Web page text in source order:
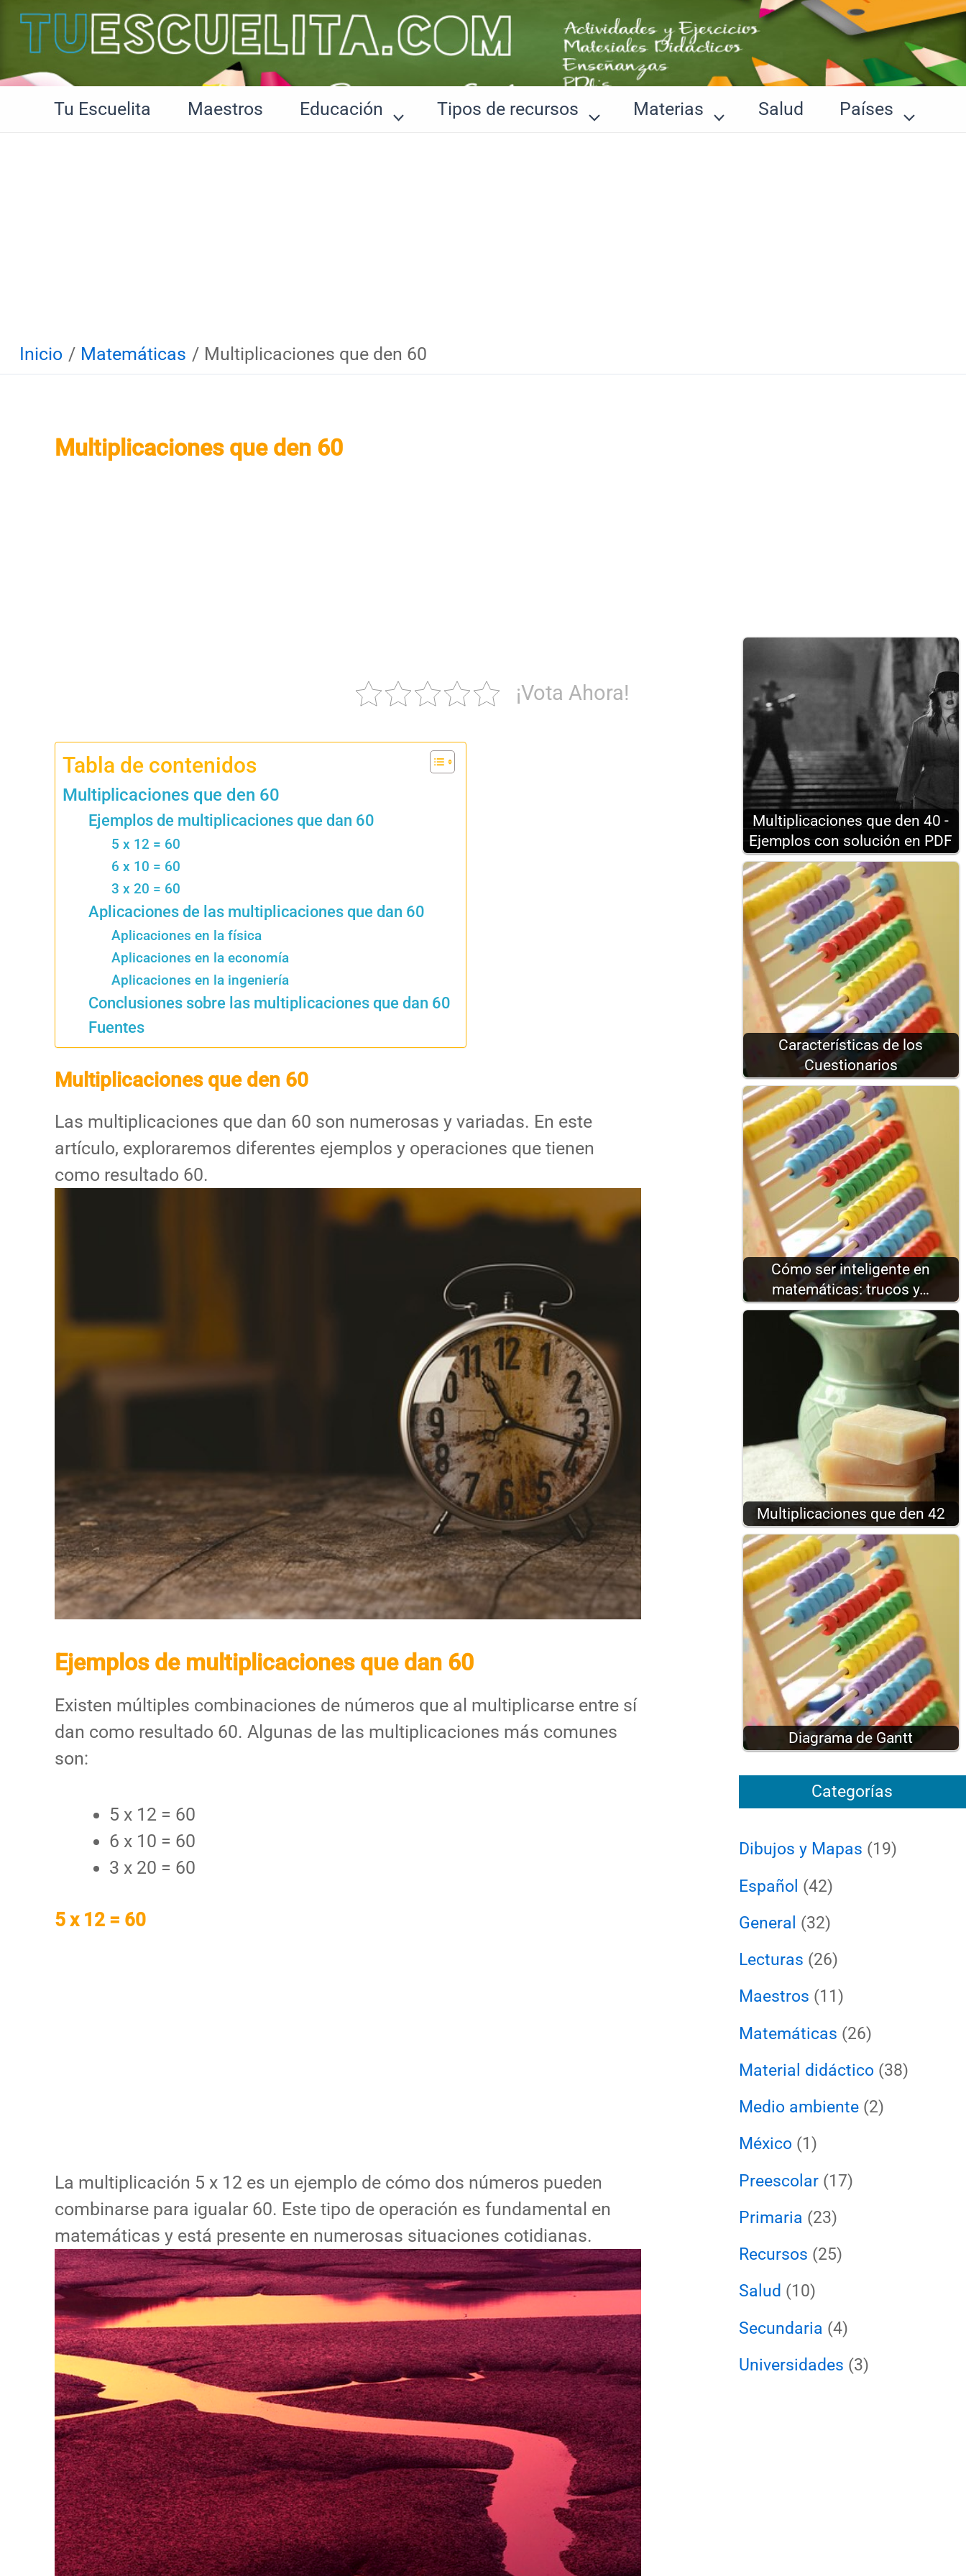
contenido
Tu Escuelita Maestros Educación Tipos de recursos Materias Salud Países
Inicio Matemáticas Multiplicaciones que den 60
Multiplicaciones que den 60
¡Vota Ahora!
Tabla de contenidos
Multiplicaciones que den 60
Ejemplos de multiplicaciones que dan 60
5 x 12 = 60
6 x 10 = 60
3 x 20 = 60
Aplicaciones de las multiplicaciones que dan 60
Aplicaciones en la física
Aplicaciones en la economía
Aplicaciones en la ingeniería
Conclusiones sobre las multiplicaciones que dan 60
Fuentes
Multiplicaciones que den 60
Las multiplicaciones que dan 60 son numerosas y variadas. En este
artículo, exploraremos diferentes ejemplos y operaciones que tienen
como resultado 60.
Ejemplos de multiplicaciones que dan 60
Existen múltiples combinaciones de números que al multiplicarse entre sí
dan como resultado 60. Algunas de las multiplicaciones más comunes
son:
5 x 12 = 60
6 x 10 = 60
3 x 20 = 60
5 x 12 = 60
La multiplicación 5 x 12 es un ejemplo de cómo dos números pueden
combinarse para igualar 60. Este tipo de operación es fundamental en
matemáticas y está presente en numerosas situaciones cotidianas.
Multiplicaciones que den 40 -
Ejemplos con solución en PDF
Características de los
Cuestionarios
Cómo ser inteligente en
matemáticas: trucos y…
Multiplicaciones que den 42
Diagrama de Gantt
Categorías
Dibujos y Mapas (19)
Español (42)
General (32)
Lecturas (26)
Maestros (11)
Matemáticas (26)
Material didáctico (38)
Medio ambiente(2)
México (1)
Preescolar(17)
Primaria (23)
Recursos (25)
Salud (10)
Secundaria (4)
Universidades (3)